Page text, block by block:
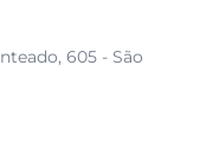
605 - São